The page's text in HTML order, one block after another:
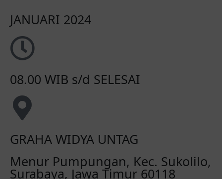
JANUARI 2024
08.00 WIB s/d SELESAI
GRAHA WIDYA UNTAG
Menur Pumpungan, Kec. Sukolilo,
Surabaya, Jawa Timur 60118